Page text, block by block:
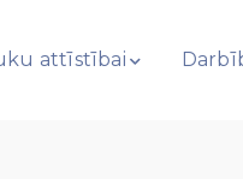
attīstībai